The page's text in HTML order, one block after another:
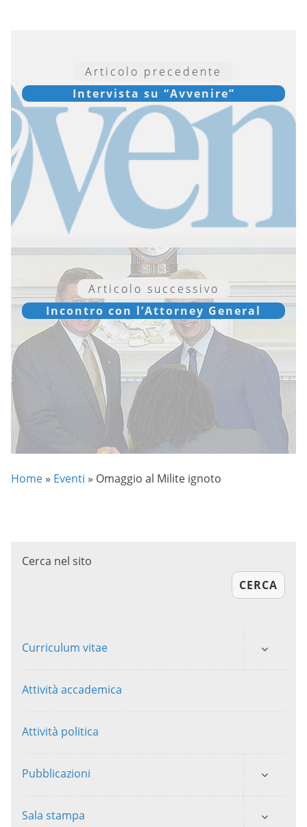
Articolo precedente
Intervista su “Avvenire”
Articolo successivo
Incontro con l’Attorney General
Home » Eventi » Omaggio al Milite ignoto
Cerca nel sito
CERCA
Curriculum vitae
Attività accademica
Attività politica
Pubblicazioni
Sala stampa